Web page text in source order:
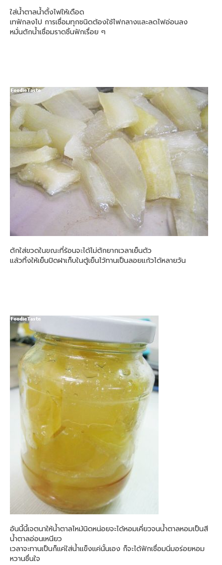
ใส่น้ำตาลน้ำตั้งไฟให้เดือด
เทฟักลงไป การเชื่อมทุกชนิดต้องใช้ไฟกลางและลดไฟอ่อนลง
หมั่นตักน้ำเชื่อมราดชิ้นฟักเรื่อย ๆ
ตักใส่ขวดในขณะที่ร้อนจะได้ไม่ตักยากเวลาเย็นตัว
แล้วทิ้งให้เย็นปิดฝาเก็บในตู้เย็นไว้ทานเป็นลอยแก้วได้หลายวัน
อันนี้นี้เจตนาให้น้ำตาลไหม้นิดหน่อยจะได้หอมเคี่ยวจนน้ำตาลหอมเป็นสี
น้ำตาลอ่อนเหนียว
เวลาจะทานเป็นก็แค่ใส่น้ำแข็งแค่นั้นเอง ก็จะได้ฟักเชื่อมนิ่มอร่อยหอม
หวานชื่นใจ